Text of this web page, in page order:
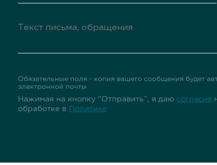
Обязательные поля - копия вашего сообщения будет
электронной почты
Нажимая на кнопку “Отправить”, я даю согласие
обработке в
Политике